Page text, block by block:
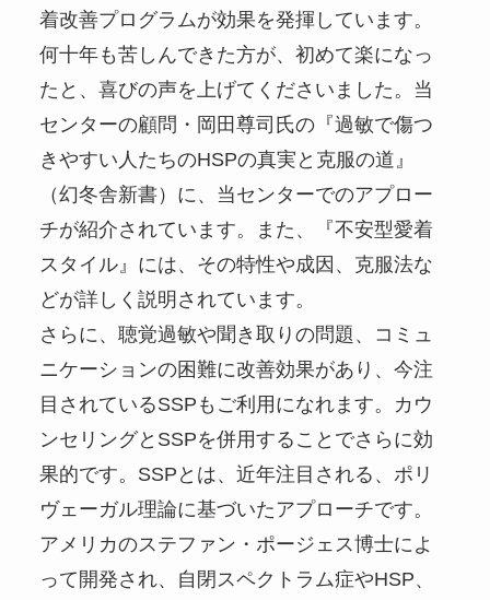
着改善プログラムが効果を発揮しています。
何十年も苦しんできた方が、初めて楽になっ
たと、喜びの声を上げてくださいました。当
センターの顧問・岡田尊司氏の『過敏で傷つ
きやすい人たちのHSPの真実と克服の道』
（幻冬舎新書）に、当センターでのアプロー
チが紹介されています。また、『不安型愛着
スタイル』には、その特性や成因、克服法な
どが詳しく説明されています。
さらに、聴覚過敏や聞き取りの問題、コミュ
ニケーションの困難に改善効果があり、今注
目されているSSPもご利用になれます。カウ
ンセリングとSSPを併用することでさらに効
果的です。SSPとは、近年注目される、ポリ
ヴェーガル理論に基づいたアプローチです。
アメリカのステファン・ポージェス博士によ
って開発され、自閉スペクトラム症やHSP、